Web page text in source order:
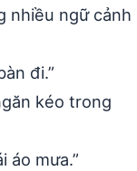
nhiều ngữ cảnh
đi.”
kéo trong
áo mưa.”